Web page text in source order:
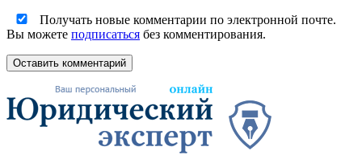
Получать новые комментарии по электронной почте.
Вы можете подписаться без комментирования.
Оставить комментарий